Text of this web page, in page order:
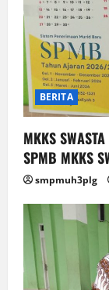
BERITA
MKKS
SPMB MKKS
smpmuh3plg